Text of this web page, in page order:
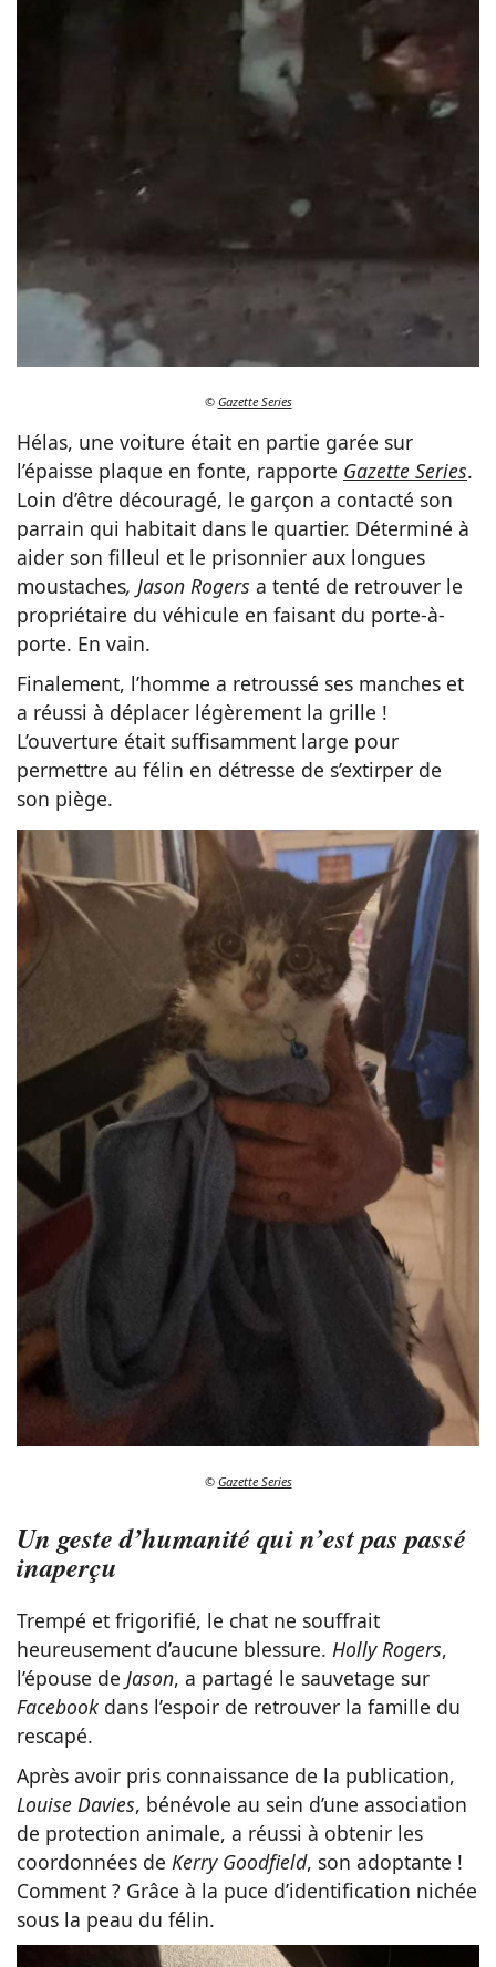
© Gazette Series
Hélas, une voiture était en partie garée sur
l’épaisse plaque en fonte, rapporte Gazette Series.
Loin d’être découragé, le garçon a contacté son
parrain qui habitait dans le quartier. Déterminé à
aider son filleul et le prisonnier aux longues
moustaches, Jason Rogers a tenté de retrouver le
propriétaire du véhicule en faisant du porte-à-
porte. En vain.
Finalement, l’homme a retroussé ses manches et
a réussi à déplacer légèrement la grille !
L’ouverture était suffisamment large pour
permettre au félin en détresse de s’extirper de
son piège.
© Gazette Series
Un geste d’humanité qui n’est pas passé
inaperçu
Trempé et frigorifié, le chat ne souffrait
heureusement d’aucune blessure. Holly Rogers,
l’épouse de Jason, a partagé le sauvetage sur
Facebook dans l’espoir de retrouver la famille du
rescapé.
Après avoir pris connaissance de la publication,
Louise Davies, bénévole au sein d’une association
de protection animale, a réussi à obtenir les
coordonnées de Kerry Goodfield, son adoptante !
Comment ? Grâce à la puce d’identification nichée
sous la peau du félin.